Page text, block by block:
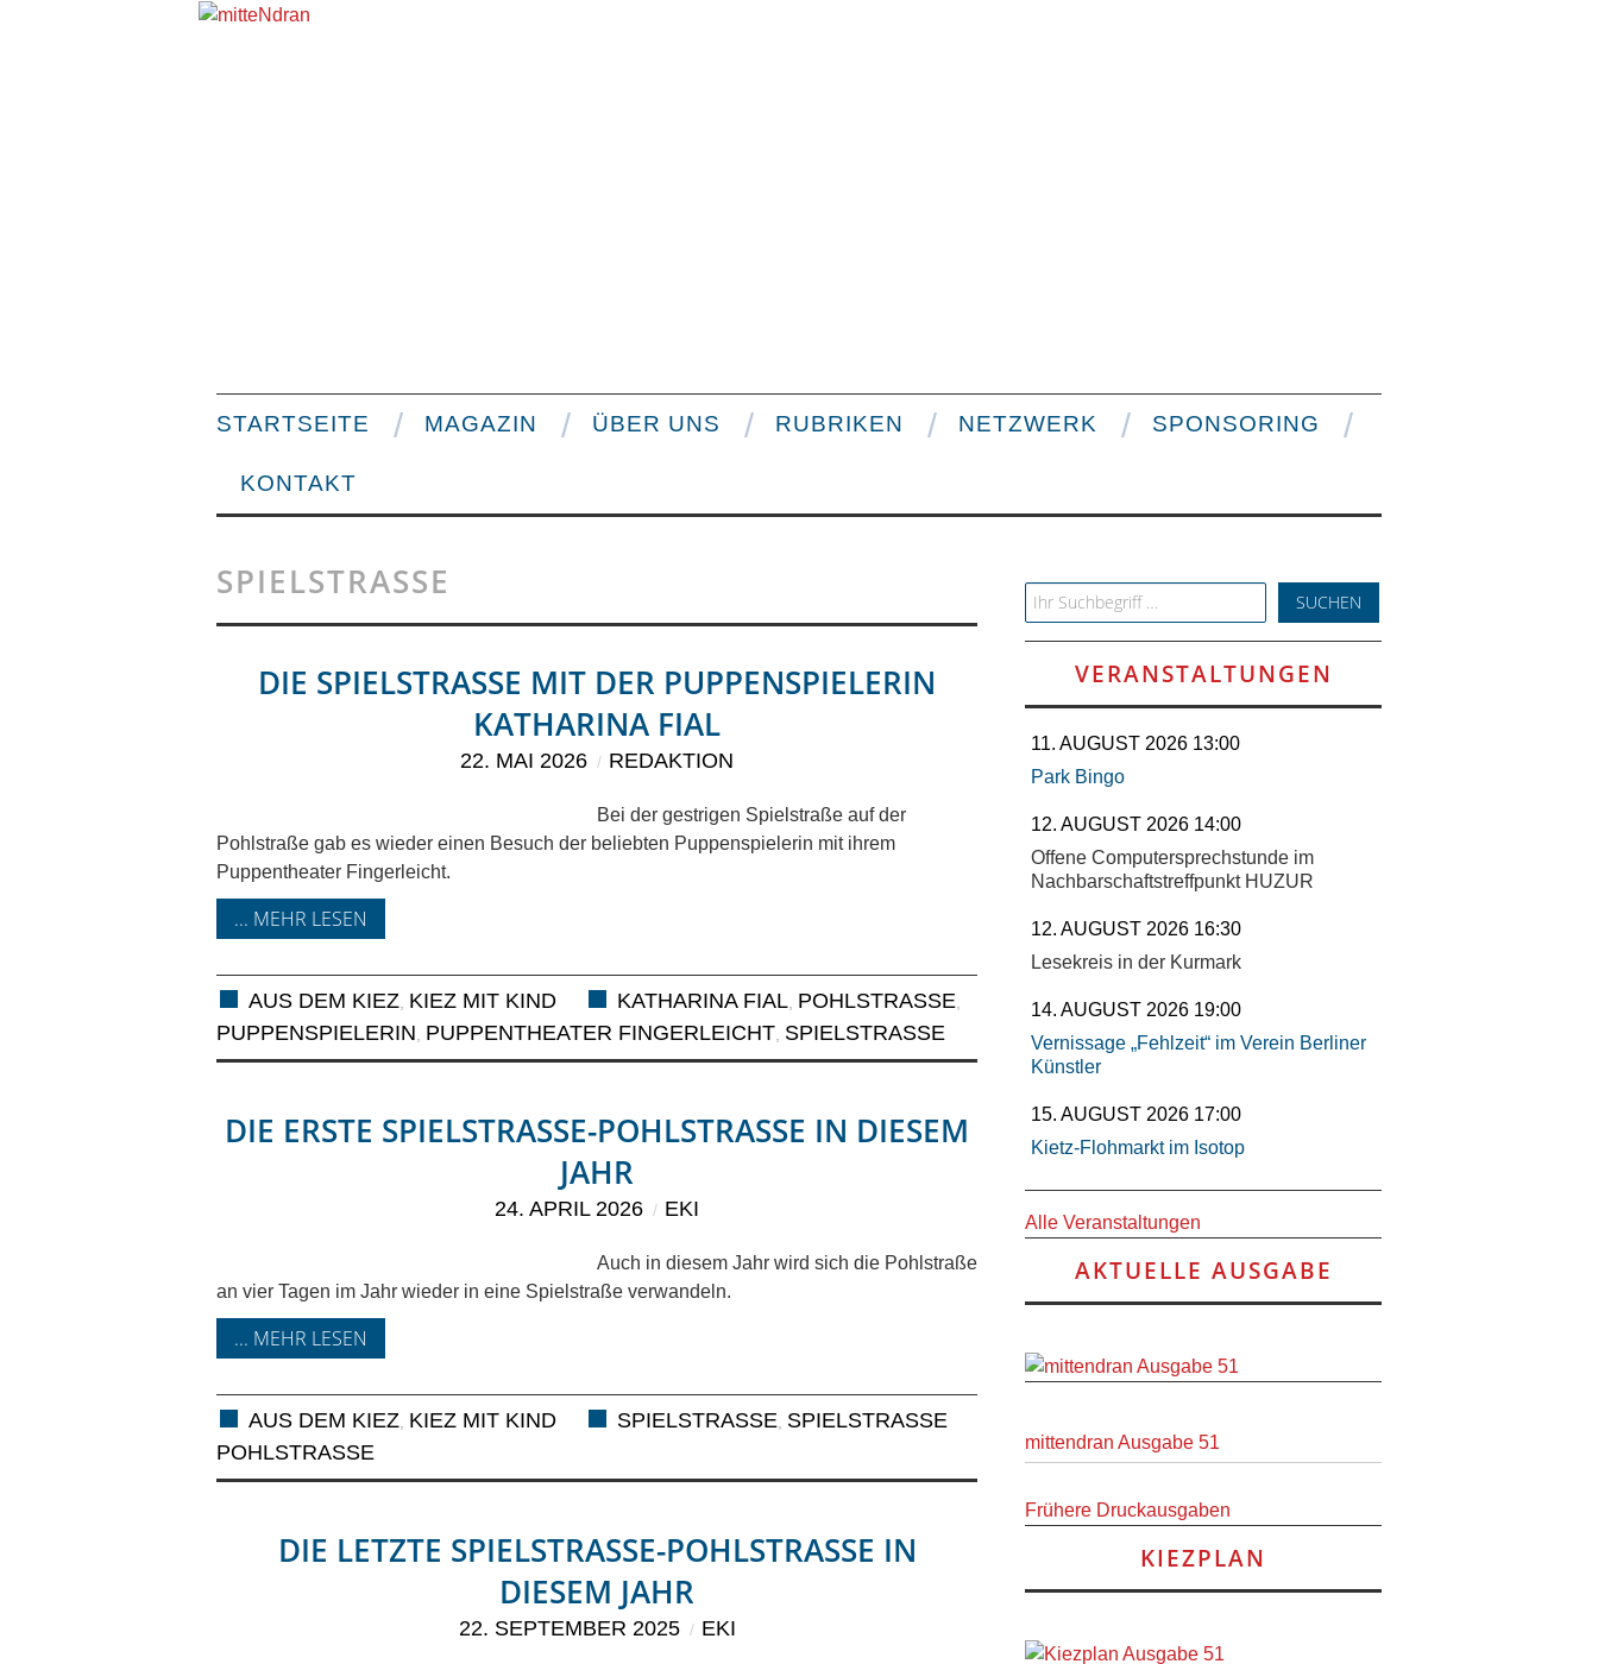
STARTSEITE MAGAZIN ÜBER UNS RUBRIKEN NETZWERK SPONSORING
KONTAKT
SPIELSTRASSE
DIE SPIELSTRASSE MIT DER PUPPENSPIELERIN K
ATHARINA FIAL
22. MAI 2026 REDAKTION
Bei der gestrigen Spielstraße auf der
Pohlstraße gab es wieder einen Besuch der beliebten Puppenspielerin mit ihrem
Puppentheater Fingerleicht.
... MEHR LESEN
AUS DEM KIEZ, KIEZ MIT KIND KATHARINA FIAL, POHLSTRASSE
PUPPENSPIELERIN PUPPENTHEATER FINGERLEICHT SPIELSTRASSE
DIE ERSTE SPIELSTRASSE-POHLSTRASSE IN DIESEM JA
HR
24. APRIL 2026 EKI
Auch in diesem Jahr wird sich die Pohlstraße
an vier Tagen im Jahr wieder in eine Spielstraße verwandeln.
... MEHR LESEN
AUS DEM KIEZ, KIEZ MIT KIND SPIELSTRASSE
SPIELSTRASSE P
OHLSTRASSE
DIE LETZTE SPIELSTRASSE-POHLSTRASSE IN DI
ESEM JAHR
22. SEPTEMBER 2025 EKI
Search for:
VERANSTALTUNGEN
11. AUGUST 2026 13:00
Park Bingo
12. AUGUST 2026 14:00
Offene Computersprechstunde im
Nachbarschaftstreffpunkt HUZUR
12. AUGUST 2026 16:30
Lesekreis in der Kurmark
14. AUGUST 2026 19:00
Vernissage „Fehlzeit“ im Verein Berliner
Künstler
15. AUGUST 2026 17:00
Kietz-Flohmarkt im Isotop
Alle Veranstaltungen
AKTUELLE AUSGABE
mittendran Ausgabe 51
Frühere Druckausgaben
KIEZPLAN